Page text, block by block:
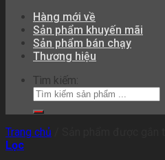
Hàng mới về
Sản phẩm khuyến mãi
Sản phẩm bán chạy
Thương hiệu
Tìm kiếm:
Trang chủ
Lọc